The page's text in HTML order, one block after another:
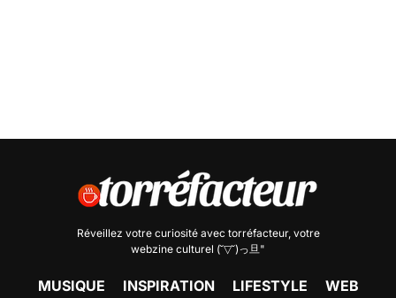
Réveillez votre curiosité avec torréfacteur, votre
webzine culturel (˘▽˘)っ旦"
MUSIQUE INSPIRATION LIFESTYLE WEB